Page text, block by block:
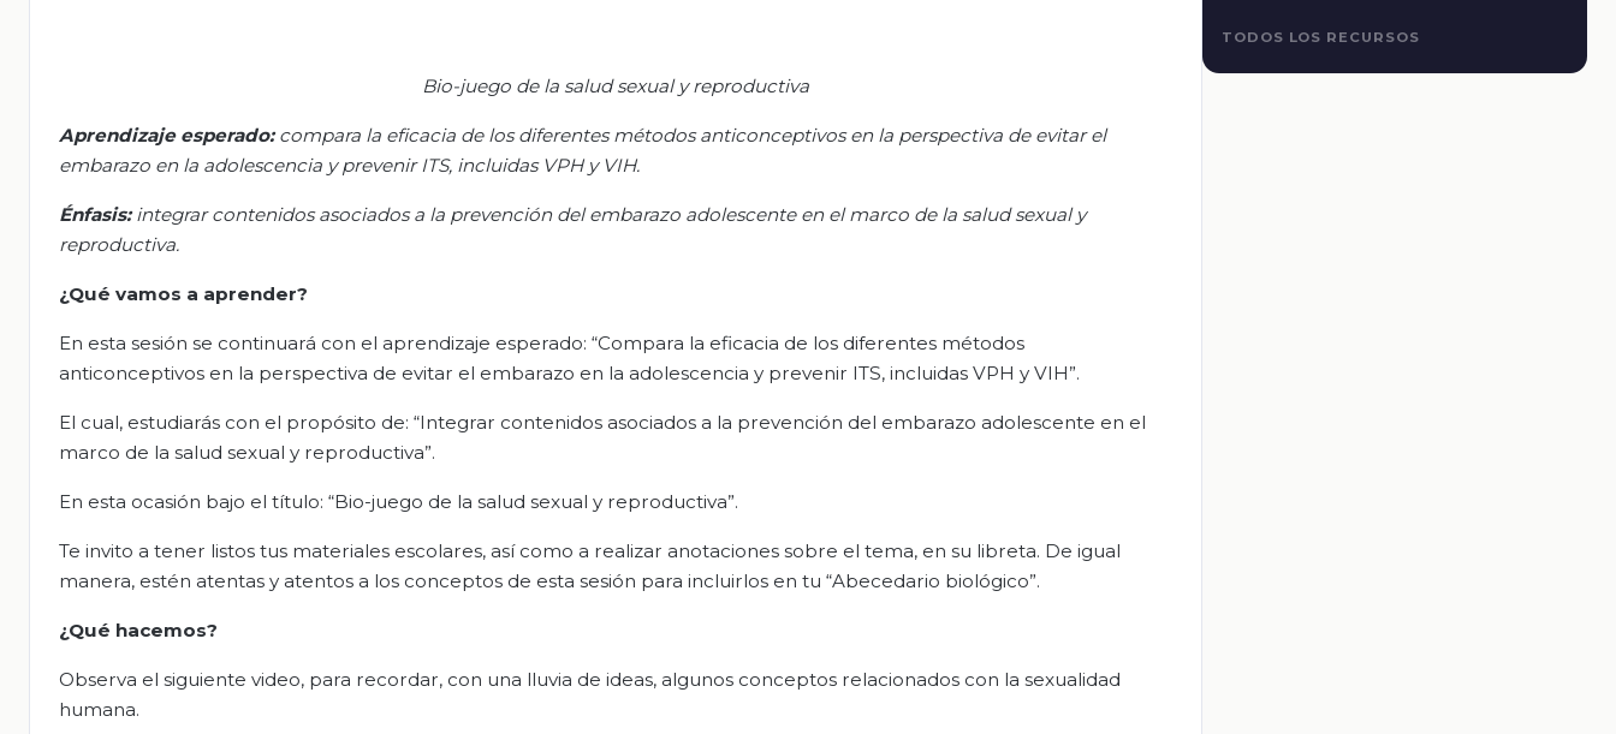
Bio-juego de la salud sexual y reproductiva
Aprendizaje esperado: compara la eficacia de los diferentes métodos anticonceptivos en la perspectiva de evitar el
embarazo en la adolescencia y prevenir ITS, incluidas VPH y VIH.
Énfasis:integrar contenidos asociados a la prevención del embarazo adolescente en el marco de la salud sexual y
reproductiva.
¿Qué vamos a aprender?
En esta sesión se continuará con el aprendizaje esperado: “Compara la eficacia de los diferentes métodos
anticonceptivos en la perspectiva de evitar el embarazo en la adolescencia y prevenir ITS, incluidas VPH y VIH”.
El cual, estudiarás con el propósito de: “Integrar contenidos asociados a la prevención del embarazo adolescente en el
marco de la salud sexual y reproductiva”.
En esta ocasión bajo el título: “Bio-juego de la salud sexual y reproductiva”.
Te invito a tener listos tus materiales escolares, así como a realizar anotaciones sobre el tema, en su libreta. De igual
manera, estén atentas y atentos a los conceptos de esta sesión para incluirlos en tu “Abecedario biológico”.
¿Qué hacemos?
Observa el siguiente video, para recordar, con una lluvia de ideas, algunos conceptos relacionados con la sexualidad
humana.
TODOS LOS RECURSOS